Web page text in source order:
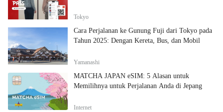
Tokyo
Cara Perjalanan ke Gunung Fuji dari Tokyo pada
Tahun 2025: Dengan Kereta, Bus, dan Mobil
Yamanashi
MATCHA JAPAN eSIM: 5 Alasan untuk
Memilihnya untuk Perjalanan Anda di Jepang
Internet